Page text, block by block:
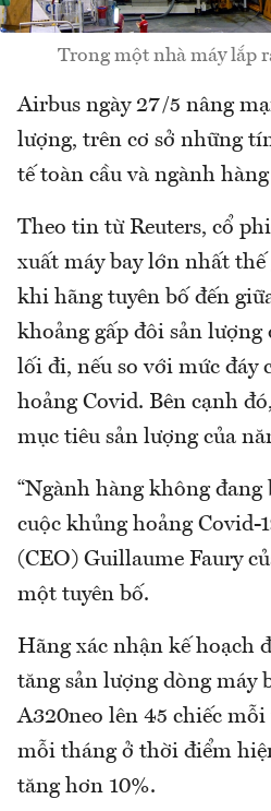
Trong một nhà máy lắp
Airbus ngày 27/5 nâng
lượng, trên cơ sở những
tế toàn cầu và ngành
Theo tin từ Reuters, cổ
xuất máy bay lớn nhất thế
khi hãng tuyên bố đến
khoảng gấp đôi sản lượng
lối đi, nếu so với mức đáy
hoảng Covid. Bên cạnh
mục tiêu sản lượng của
“Ngành hàng không
cuộc khủng hoảng Covid-
(CEO) Guillaume Faury
một tuyên bố.
Hãng xác nhận kế hoạch
tăng sản lượng dòng máy
A320neo lên 45 chiếc
mỗi tháng ở thời điểm
tăng hơn 10%.